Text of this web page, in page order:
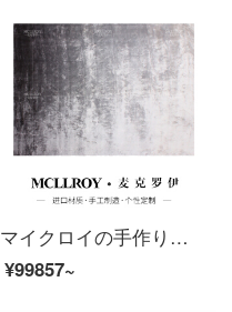
マイクロイの手作りオーダーメイドハイエンド竹繊維カーペットの後、現代では簡単で贅沢な北欧客間ソファ茶何畳部屋のベッドルームのベッドサイドのタペストリーJ 300-1【優良品質の竹繊維】250 MM*3500 MM
¥99857~